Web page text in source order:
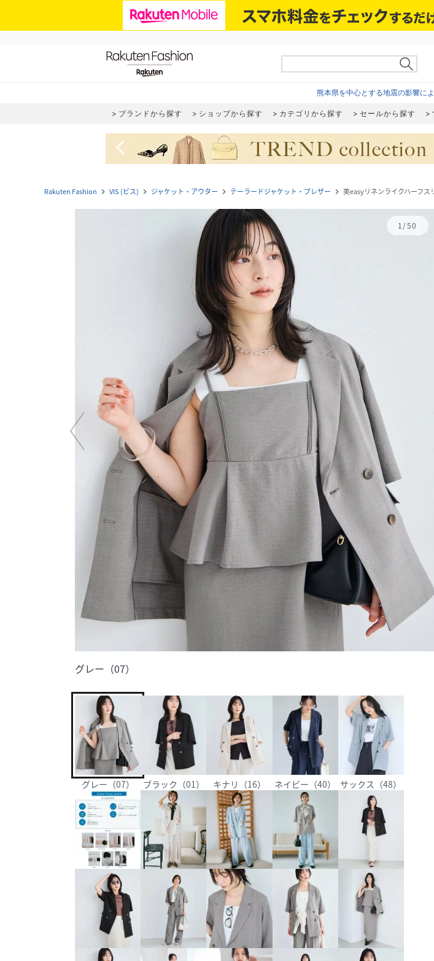
熊本県を中心とする地震の影響に
ブランドから探す ショップから探す カテゴリから探す セールから探す
navigate_before
Rakuten Fashion navigate_next VIS (ビス) navigate_next ジャケット・アウター navigate_next テーラードジャケット・ブレザー navigate_next 美easyリネンライクハーフ
1/50
グレー（07）
グレー（07） ブラック（01） キナリ（16） ネイビー（40） サックス（48）